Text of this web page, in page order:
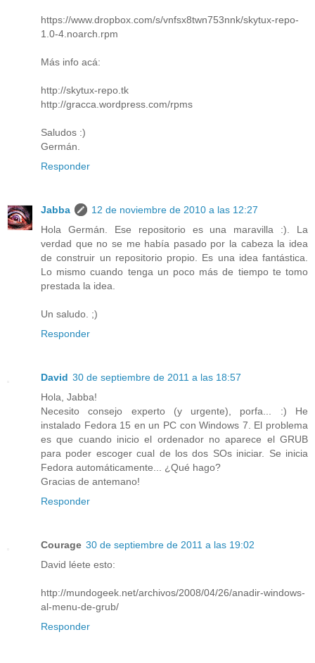
https://www.dropbox.com/s/vnfsx8twn753nnk/skytux-repo-
1.0-4.noarch.rpm
Más info acá:
http://skytux-repo.tk
http://gracca.wordpress.com/rpms
Saludos :)
Germán.
Responder
Jabba
12 de noviembre de 2010 a las 12:27
Hola Germán. Ese repositorio es una maravilla :). La
verdad que no se me había pasado por la cabeza la idea
de construir un repositorio propio. Es una idea fantástica.
Lo mismo cuando tenga un poco más de tiempo te tomo
prestada la idea.
Un saludo. ;)
Responder
David 30 de septiembre de 2011 a las 18:57
Hola, Jabba!
Necesito consejo experto (y urgente), porfa... :) He
instalado Fedora 15 en un PC con Windows 7. El problema
es que cuando inicio el ordenador no aparece el GRUB
para poder escoger cual de los dos SOs iniciar. Se inicia
Fedora automáticamente... ¿Qué hago?
Gracias de antemano!
Responder
Courage 30 de septiembre de 2011 a las 19:02
David léete esto:
http://mundogeek.net/archivos/2008/04/26/anadir-windows-
al-menu-de-grub/
Responder